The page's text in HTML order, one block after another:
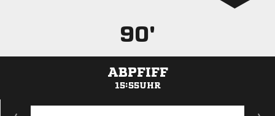
90'
ABPFIFF
15:55UHR
ANZEIGE